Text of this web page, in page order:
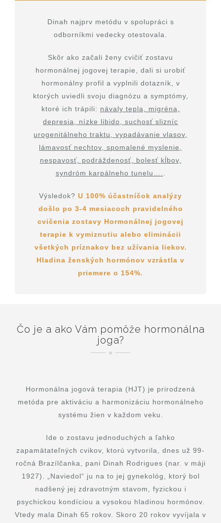
Dinah najprv metódu v spolupráci s
odborníkmi vedecky otestovala.
Skôr ako začali ženy cvičiť zostavu
hormonálnej jogovej terapie, dali si urobiť
hormonálny profil a vyplnili dotazník, v
ktorých uviedli svoju diagnózu a symptómy,
ktoré ich trápili: návaly tepla, migréna,
depresia, nízke libido, suchosť slizníc
urogenitálneho traktu, vypadávanie vlasov,
lámavosť nechtov, spomalené myslenie,
nespavosť, podráždenosť, bolesť kĺbov,
syndróm karpálneho tunelu…..
Výsledok? U 100% účastníčok analýzy
došlo po 3-4 mesiacoch pravidelného
cvičenia zostavy Hormonálnej jogovej
terapie k vymiznutiu alebo eliminácii
všetkých príznakov bez užívania liekov.
Hladina ženských hormónov vzrástla v
priemere o 154%.
Čo je a ako Vám pomôže hormonálna
joga?
Hormonálna jogová terapia (HJT) je prirodzená
metóda pre aktiváciu a harmonizáciu hormonálneho
systému žien v každom veku.
Ide o zostavu jednoduchých a ľahko
zapamätateľných cvikov, ktorú vytvorila, dnes už 99-
ročná Brazílčanka, pani Dinah Rodrigues (nar. v máji
1927). „Naviedol“ ju na to jej gynekológ, ktorý bol
nadšený jej zdravotným stavom, fyzickou i
psychickou kondíciou a vysokou hladinou hormónov.
Vtedy mala Dinah 65 rokov. Skoro 20 rokov vyvíjala v